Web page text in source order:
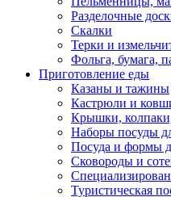
Разделочные
Скалки
Терки и
Фольга, бумага,
Приготовление еды
Казаны и тажины
Кастрюли и
Крышки,
Наборы посуды
Посуда и формы
Сковороды и
Туристическая